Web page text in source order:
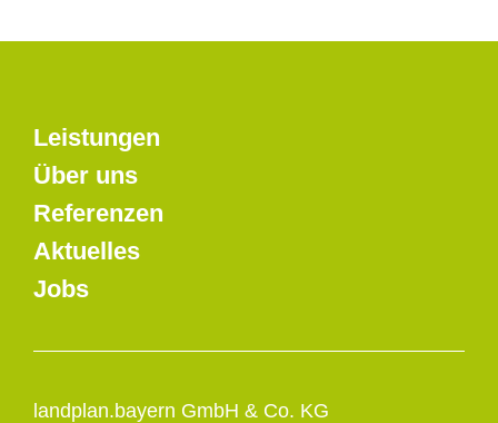
landplan.bayern GmbH & Co. KG
Leistungen
Über uns
Referenzen
Aktuelles
Jobs